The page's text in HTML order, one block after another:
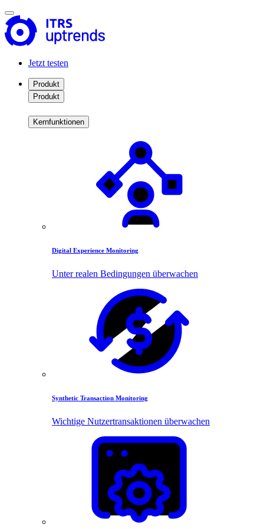
Jetzt testen
Produkt
Produkt
Kernfunktionen
Digital Experience Monitoring
Unter realen Bedingungen überwachen
Synthetic Transaction Monitoring
Wichtige Nutzertransaktionen überwachen